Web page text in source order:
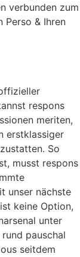
verbunden zum
Perso & Ihren
respons
meriten,
erstklassiger
So
musst respons
unser nächste
keine Option,
unter
pauschal
seitdem